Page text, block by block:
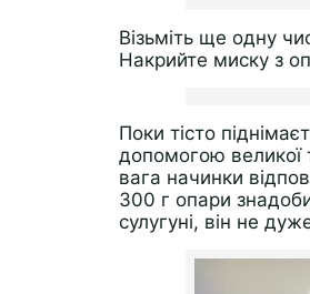
Візьміть ще одну
Накрийте миску з
Поки тісто
допомогою великої
вага начинки
300 г опари
сулугуні, він не